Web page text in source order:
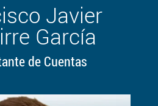
Javier
García
de Cuentas